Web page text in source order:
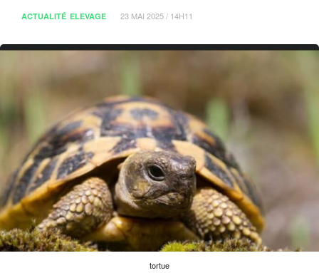
ACTUALITÉ ELEVAGE 23 MAI 2025 / 14H11
tortue